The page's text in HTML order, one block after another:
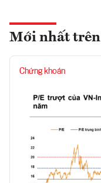
Mới nhất trên
Chứng khoán